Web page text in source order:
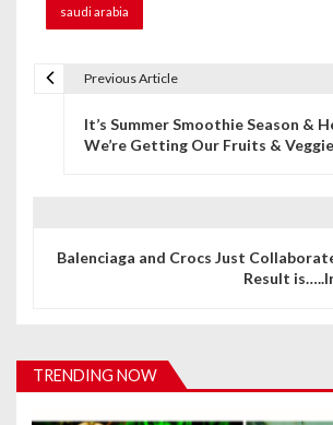
saudi arabia
i
Previous Article
It’s Summer Smoothie Season &
We’re Getting Our Fruits &
Balenciaga and Crocs Just
Result
TRENDING NOW